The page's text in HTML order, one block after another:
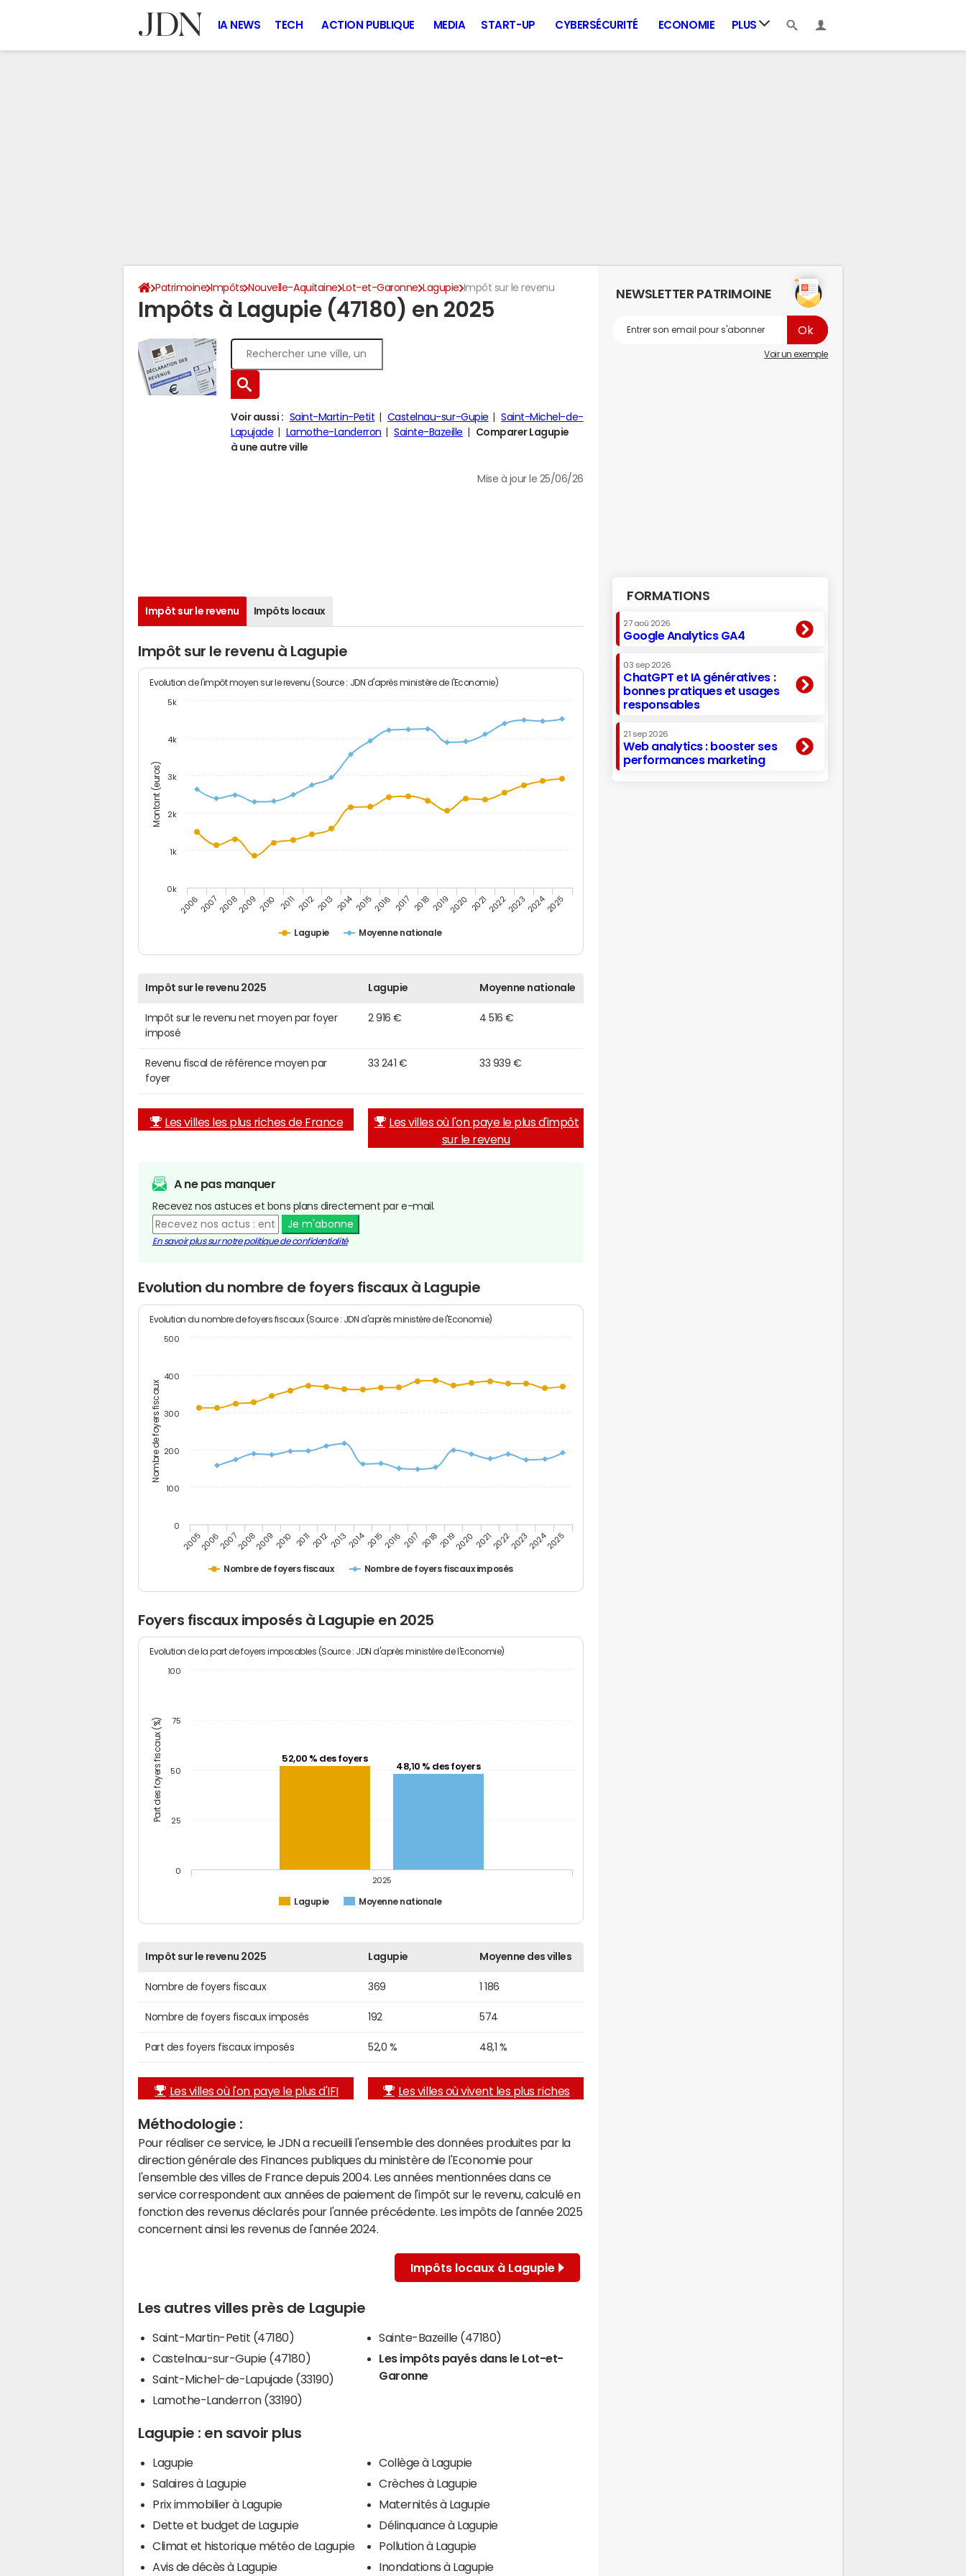
IA NEWS TECH ACTION PUBLIQUE MEDIA START-UP CYBERSÉCURITÉ ECONOMIE PLUS
Patrimoine Impôts Nouvelle-Aquitaine Lot-et-Garonne Lagupie Impôt sur le revenu
Impôts à Lagupie (47180) en 2025
Voir aussi : Saint-Martin-Petit Castelnau-sur-Gupie
Saint-Michel-de-
Lapujade
Lamothe-Landerron Sainte-Bazeille
Comparer Lagupie
à une autre ville
Mise à jour le 25/06/26
Impôt sur le revenu Impôts locaux
Impôt sur le revenu à Lagupie
Montant (euros)
Evolution de l'impôt moyen sur le revenu (Source : JDN d'après ministère de l'Economie)
Lagupie Moyenne nationale
20062007200820092010 2011 20122013 201420152016 2017 201820192020 20212022202320242025
0k
1k
2k
3k
4k
5k
Impôt sur le revenu 2025 Lagupie Moyenne nationale
Impôt sur le revenu net moyen par foyer
imposé
2 916 € 4 516 €
Revenu fiscal de référence moyen par
foyer
33 241 € 33 939 €
Les villes les plus riches de France
Les villes où l'on paye le plus d'impôt
sur le revenu
A ne pas manquer
Recevez nos astuces et bons plans directement par e-mail.
Je m'abonne
En savoir plus sur notre politique de confidentialité
Evolution du nombre de foyers fiscaux à Lagupie
Nombre de foyers fiscaux
Evolution du nombre de foyers fiscaux (Source : JDN d'après ministère de l'Economie)
Nombre de foyers fiscaux Nombre de foyers fiscaux imposés
200520062007200820092010 201120122013201420152016 2017 20182019202020212022202320242025
0
100
200
300
400
500
Foyers fiscaux imposés à Lagupie en 2025
Part des foyers fiscaux (%)
Evolution de la part de foyers imposables (Source : JDN d'après ministère de l'Economie)
52,00 % des foyers
48,10 % des foyers
Lagupie Moyenne nationale
2025
0
25
50
75
100
Impôt sur le revenu 2025 Lagupie Moyenne des villes
Nombre de foyers fiscaux 369 1 186
Nombre de foyers fiscaux imposés 192 574
Part des foyers fiscaux imposés 52,0 % 48,1 %
Les villes où l'on paye le plus d'IFI Les villes où vivent les plus riches
Méthodologie :
Pour réaliser ce service, le JDN a recueilli l'ensemble des données produites par la
direction générale des Finances publiques du ministère de l'Economie pour
l'ensemble des villes de France depuis 2004. Les années mentionnées dans ce
service correspondent aux années de paiement de l'impôt sur le revenu, calculé en
fonction des revenus déclarés pour l'année précédente. Les impôts de l'année 2025
concernent ainsi les revenus de l'année 2024.
Impôts locaux à Lagupie
Les autres villes près de Lagupie
Saint-Martin-Petit (47180)
Castelnau-sur-Gupie (47180)
Saint-Michel-de-Lapujade (33190)
Lamothe-Landerron (33190)
Sainte-Bazeille (47180)
Les impôts payés dans le Lot-et-
Garonne
Lagupie : en savoir plus
Lagupie
Salaires à Lagupie
Prix immobilier à Lagupie
Dette et budget de Lagupie
Climat et historique météo de Lagupie
Avis de décès à Lagupie
Collège à Lagupie
Crèches à Lagupie
Maternités à Lagupie
Délinquance à Lagupie
Pollution à Lagupie
Inondations à Lagupie
NEWSLETTER PATRIMOINE
Voir un exemple
FORMATIONS
27 aoû 2026
Google Analytics GA4
03 sep 2026
ChatGPT et IA génératives :
bonnes pratiques et usages
responsables
21 sep 2026
Web analytics : booster ses
performances marketing